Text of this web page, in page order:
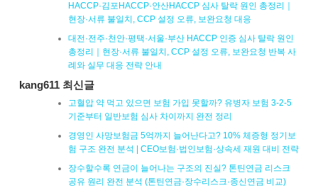
HACCP·김포HACCP·안산HACCP 심사 탈락 원인 총정리｜
현장·서류 불일치, CCP 설정 오류, 보완요청 대응
대전·전주·천안·평택·서울·부산 HACCP 인증 심사 탈락 원인
총정리｜현장·서류 불일치, CCP 설정 오류, 보완요청 반복 사
례와 실무 대응 전략 안내
kang611 최신글
고혈압 약 먹고 있으면 보험 가입 못할까? 유병자 보험 3-2-5
기준부터 일반보험 심사 차이까지 완전 정리
경영인 사망보험금 5억까지 늘어난다고? 10% 체증형 정기보
험 구조 완전 분석 | CEO보험·법인보험·상속세 재원 대비 전략
장수할수록 연금이 늘어나는 구조의 진실? 톤틴연금 리스크
공유 원리 완전 분석 (톤틴연금·장수리스크·종신연금 비교)